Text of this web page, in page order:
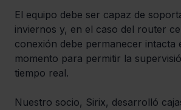
El equipo debe ser capaz de
inviernos y, en el caso del router
conexión debe permanecer intacta
momento para permitir la
tiempo real.
Nuestro socio, Sirix, desarrolló